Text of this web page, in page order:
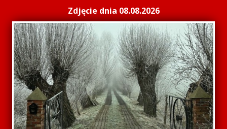
Zdjęcie dnia 08.08.2026